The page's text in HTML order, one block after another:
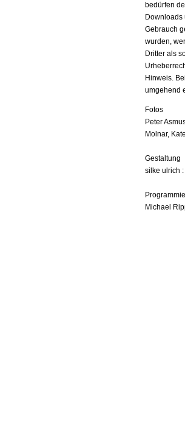
bedürfen
Downloads
Gebrauch
wurden,
Dritter als
Hinweis.
umgehend
Fotos
Peter
Molnar,
Gestaltung
silke ulrich
Michael